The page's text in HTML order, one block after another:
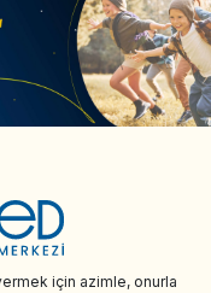
için azimle, onurla